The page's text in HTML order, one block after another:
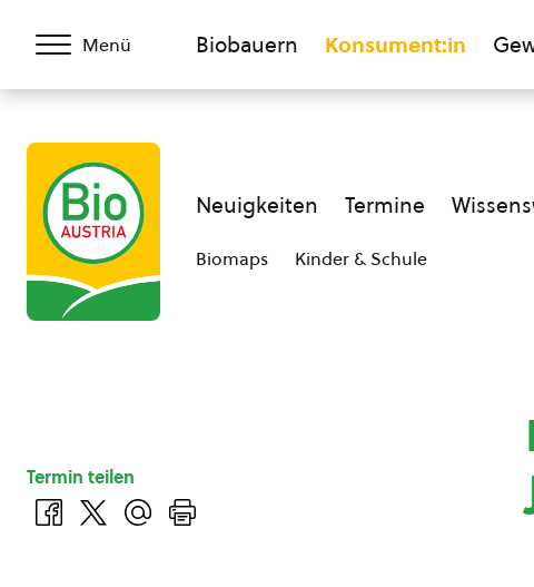
Menü Biobauern Konsument:in
Neuigkeiten Termine
Biomaps Kinder & Schule
Termin teilen